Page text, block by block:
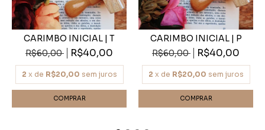
CARIMBO INICIAL | T
R$60,00
R$40,00
2 x de R$20,00 sem juros
CARIMBO INICIAL | P
R$60,00
R$40,00
2 x de R$20,00 sem juros